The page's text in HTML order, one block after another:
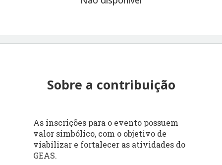
Sobre a contribuição
As inscrições para o evento possuem
valor simbólico, com o objetivo de
viabilizar e fortalecer as atividades do
GEAS.